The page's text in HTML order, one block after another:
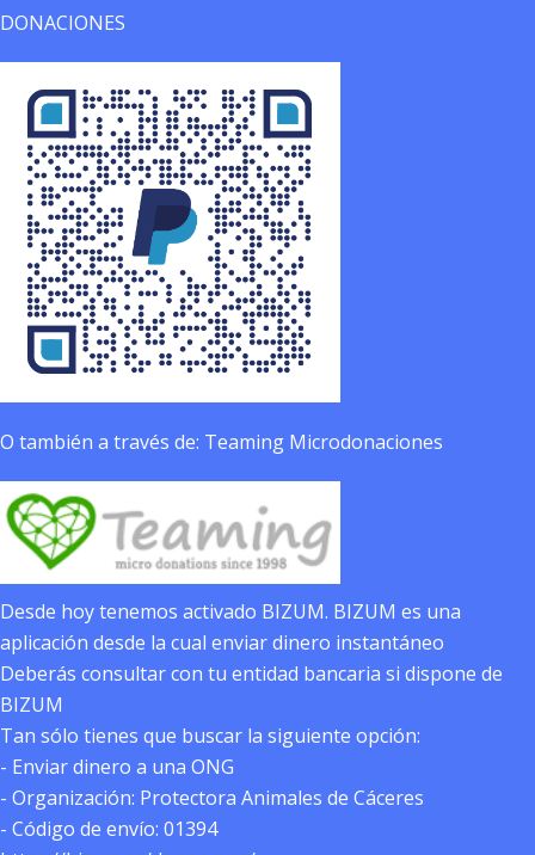
DONACIONES
O también a través de: Teaming Microdonaciones
Desde hoy tenemos activado BIZUM. BIZUM es una
aplicación desde la cual enviar dinero instantáneo
Deberás consultar con tu entidad bancaria si dispone de
BIZUM
Tan sólo tienes que buscar la siguiente opción:
- Enviar dinero a una ONG
- Organización: Protectora Animales de Cáceres
- Código de envío: 01394